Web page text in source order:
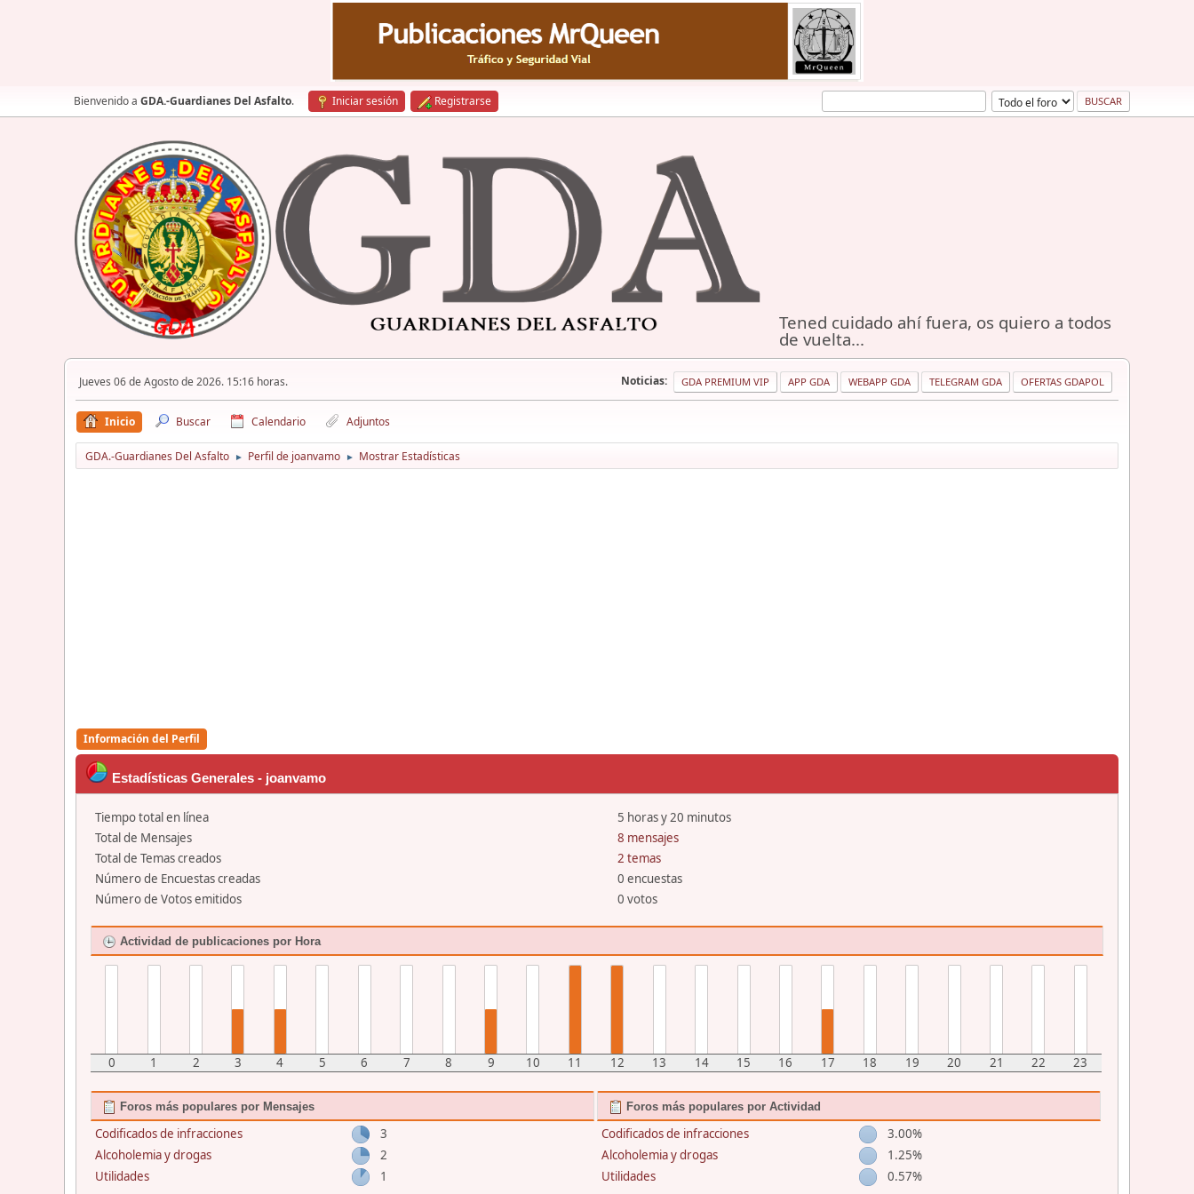
Bienvenido a GDA.-Guardianes Del Asfalto. Iniciar sesión Registrarse
Tened cuidado ahí fuera, os quiero a todos
de vuelta...
Jueves 06 de Agosto de 2026. 15:16 horas. Noticias: GDA PREMIUM VIP APP GDA WEBAPP GDA TELEGRAM GDA OFERTAS GDAPOL
Inicio Buscar Calendario Adjuntos
GDA.-Guardianes Del Asfalto ► Perfil de joanvamo ► Mostrar Estadísticas
Información del Perfil
Estadísticas Generales - joanvamo
Tiempo total en línea
5 horas y 20 minutos
Total de Mensajes
8 mensajes
Total de Temas creados
2 temas
Número de Encuestas creadas
0 encuestas
Número de Votos emitidos
0 votos
Actividad de publicaciones por Hora
0 1 2 3 4 5 6 7 8 9 10 11 12 13 14 15 16 17 18 19 20 21 22 23
Foros más populares por Mensajes
Codificados de infracciones
3
Alcoholemia y drogas
2
Utilidades
1
Foros más populares por Actividad
Codificados de infracciones
3.00%
Alcoholemia y drogas
1.25%
Utilidades
0.57%